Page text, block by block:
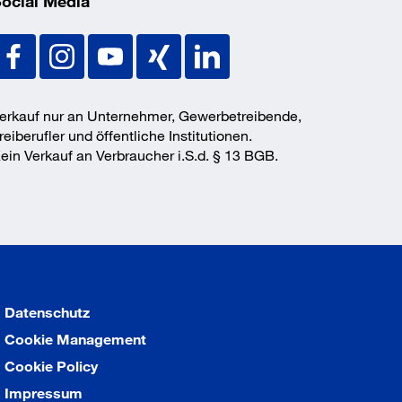
nur an Unternehmer, Gewerbetreibende,
und öffentliche Institutionen.
Verkauf an Verbraucher i.S.d. § 13 BGB.
Datenschutz
Cookie Management
Cookie Policy
Impressum